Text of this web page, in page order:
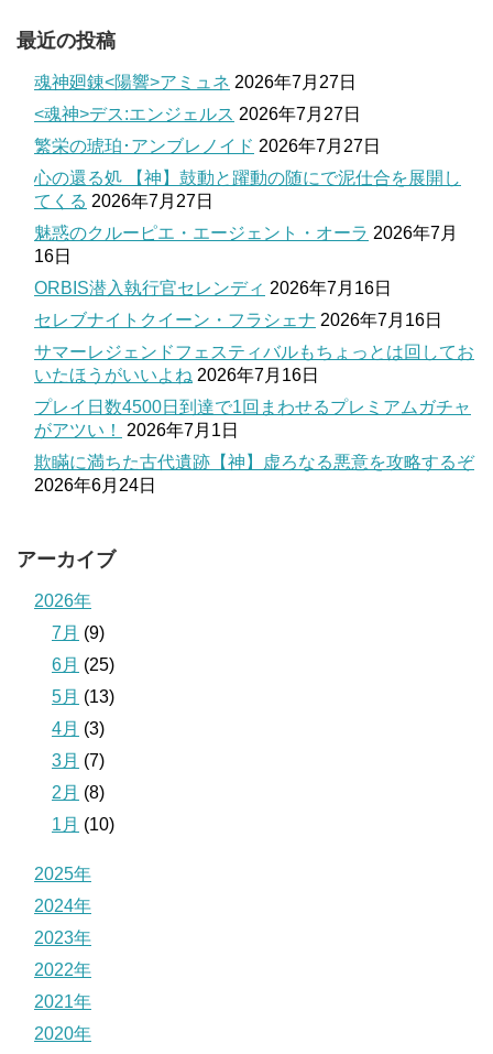
最近の投稿
魂神廻錬<陽響>アミュネ 2026年7月27日
<魂神>デス:エンジェルス 2026年7月27日
繁栄の琥珀･アンブレノイド 2026年7月27日
心の還る処 【神】鼓動と躍動の随にで泥仕合を展開し
てくる 2026年7月27日
魅惑のクルーピエ・エージェント・オーラ 2026年7月
16日
ORBIS潜入執行官セレンディ 2026年7月16日
セレブナイトクイーン・フラシェナ 2026年7月16日
サマーレジェンドフェスティバルもちょっとは回してお
いたほうがいいよね 2026年7月16日
プレイ日数4500日到達で1回まわせるプレミアムガチャ
がアツい！
2026年7月1日
欺瞞に満ちた古代遺跡【神】虚ろなる悪意を攻略するぞ
2026年6月24日
アーカイブ
2026年
7月 (9)
6月 (25)
5月 (13)
4月 (3)
3月 (7)
2月 (8)
1月 (10)
2025年
2024年
2023年
2022年
2021年
2020年